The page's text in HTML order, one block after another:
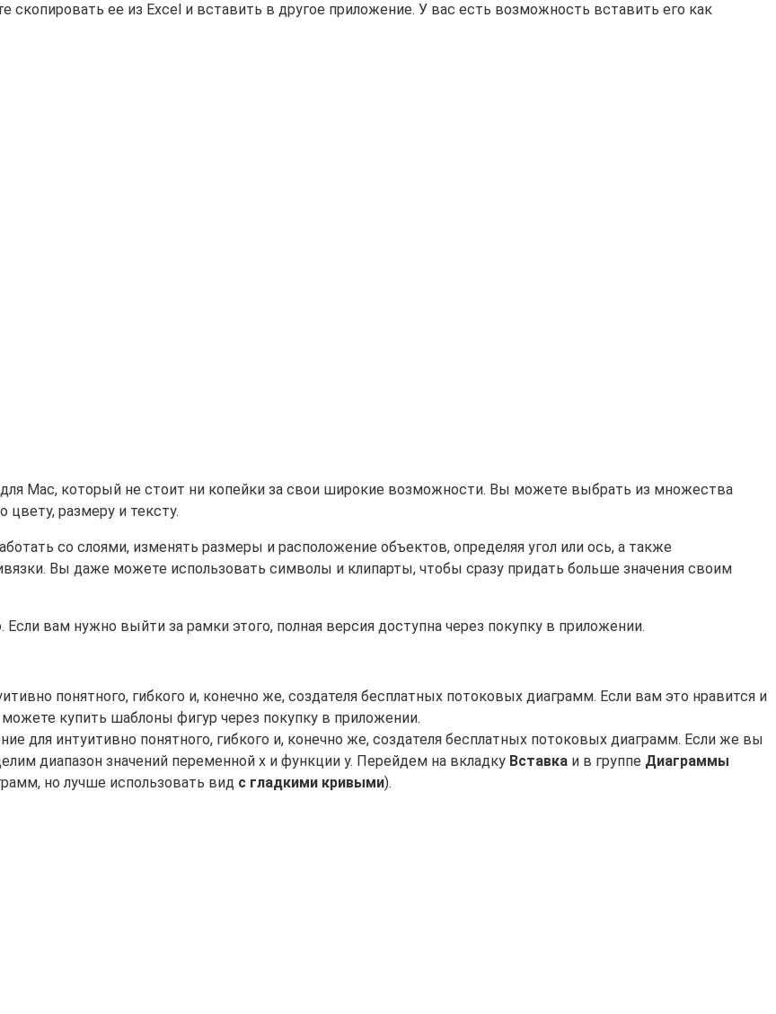
ее из Excel и вставить в другое приложение. У вас есть возможность вставить его как
Mac, который не стоит ни копейки за свои широкие возможности. Вы можете выбрать из множества
размеру и тексту.
со слоями, изменять размеры и расположение объектов, определяя угол или ось, а также
Вы даже можете использовать символы и клипарты, чтобы сразу придать больше значения своим
вам нужно выйти за рамки этого, полная версия доступна через покупку в приложении.
понятного, гибкого и, конечно же, создателя бесплатных потоковых диаграмм. Если вам это нравится и
купить шаблоны фигур через покупку в приложении.
для интуитивно понятного, гибкого и, конечно же, создателя бесплатных потоковых диаграмм. Если же вы
диапазон значений переменной x и функции y. Перейдем на вкладку Вставка и в группе Диаграммы
но лучше использовать вид с гладкими кривыми).